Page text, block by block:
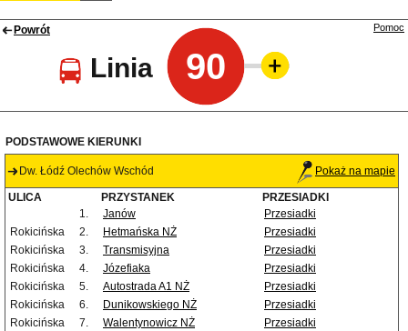
Powrót
Linia 90
Pomoc
PODSTAWOWE KIERUNKI
Dw. Łódź Olechów Wschód Pokaż na mapie
ULICA PRZYSTANEK
PRZESIADKI
1.
Janów
Przesiadki
Rokicińska
2. Hetmańska NŻ
Przesiadki
Rokicińska
3. Transmisyjna
Przesiadki
Rokicińska
4. Józefiaka
Przesiadki
Rokicińska
5. Autostrada A1 NŻ
Przesiadki
Rokicińska
6. Dunikowskiego NŻ
Przesiadki
Rokicińska
7. Walentynowicz NŻ
Przesiadki